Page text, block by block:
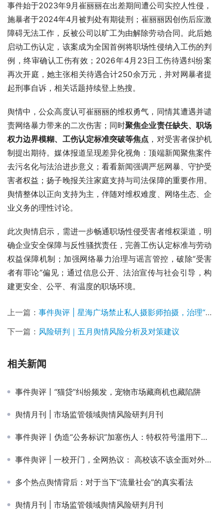
事件始于2023年9月崔丽丽在出差期间遭公司实控人性侵，
施暴者于2024年4月被判处有期徒刑；崔丽丽因创伤后应激
障碍无法工作，反被公司以旷工为由解除劳动合同。此后她
启动工伤认定，该案成为全国首例将职场性侵纳入工伤的判
例，终审确认工伤有效；2026年4月23日工伤待遇纠纷案
再次开庭，她主张相关待遇合计250余万元，并对网暴者提
起刑事自诉，相关话题持续登上热搜。
舆情中，公众高度认可崔丽丽的维权勇气，同情其遭遇并谴
责网络暴力带来的二次伤害；同时聚焦企业责任缺失、职场
权力边界模糊、工伤认定标准突破等焦点 ，对受害者保护机
制提出期待。媒体报道呈现差异化视角：顶端新闻聚焦案件
去污名化与法治进步意义；看看新闻强调严惩网暴、守护受
害者权益；扬子晚报关注家庭支持与司法保障的重要作用。
舆情整体以正向支持为主，伴随对维权难度、网络生态、企
业义务的理性讨论。
此次舆情启示，需进一步畅通职场性侵受害者维权渠道，明
确企业安全保障与反性骚扰责任，完善工伤认定标准与劳动
权益保障机制；加强网络暴力治理与谣言管控，破除“受害
者有罪论”偏见；通过信息公开、法治宣传与社会引导，构
建更安全、公平、有温度的职场环境。
上一篇： 事件舆评 | 星海广场禁止私人摄影师拍摄，治理“野摄”莫要伤了公信
下一篇： 风险研判｜五月舆情风险分析及对策建议
相关新闻
事件舆评丨“猫贷”纠纷频发，宠物市场藏商机也藏陷阱
舆情月刊 | 市场监管领域舆情风险研判月刊
事件舆评丨伪造“公务标识”加塞伤人：特权符号滥用下的法律失守与监管困局
事件舆评 | 一校开门，全网热议： 高校该不该全面对外开放？
多个热点舆情背后：对于当下“流量社会”的真实看法
舆情月刊 | 市场监管领域舆情风险研判月刊